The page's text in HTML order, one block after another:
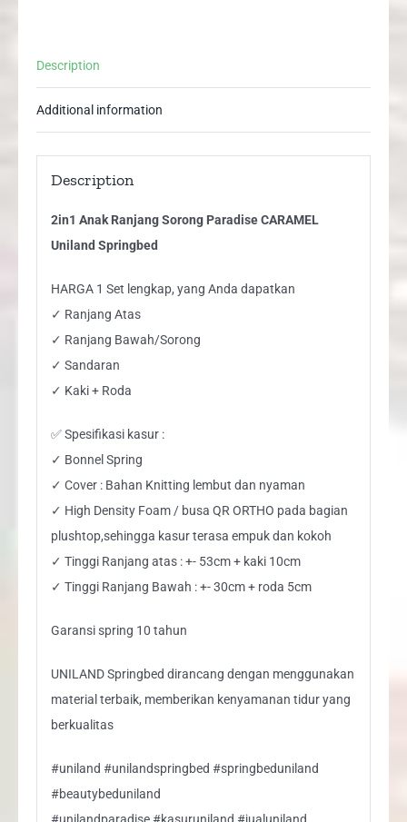
Description
Additional information
Description
2in1 Anak Ranjang Sorong Paradise CARAMEL
Uniland Springbed
HARGA 1 Set lengkap, yang Anda dapatkan
✓ Ranjang Atas
✓ Ranjang Bawah/Sorong
✓ Sandaran
✓ Kaki + Roda
✅ Spesifikasi kasur :
✓ Bonnel Spring
✓ Cover : Bahan Knitting lembut dan nyaman
✓ High Density Foam / busa QR ORTHO pada bagian
plushtop,sehingga kasur terasa empuk dan kokoh
✓ Tinggi Ranjang atas : +- 53cm + kaki 10cm
✓ Tinggi Ranjang Bawah : +- 30cm + roda 5cm
Garansi spring 10 tahun
UNILAND Springbed dirancang dengan menggunakan
material terbaik, memberikan kenyamanan tidur yang
berkualitas
#uniland #unilandspringbed #springbeduniland
#beautybeduniland
#unilandparadise #kasuruniland #jualuniland